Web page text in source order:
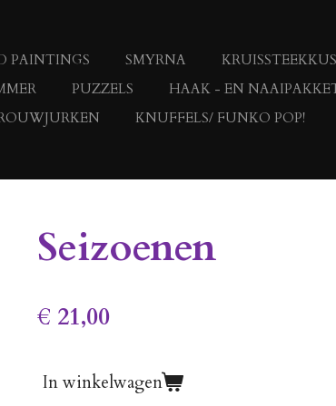
PAINTINGS SMYRNA
PUZZELS HAAK - EN
KNUFFELS/ FUNKO POP!
Seizoenen
€ 21,00
In winkelwagen